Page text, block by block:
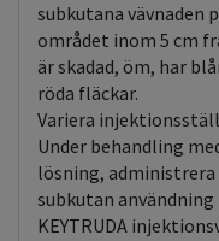
subkutana vävnaden
området inom 5 cm
är skadad, öm, har
röda fläckar.
Variera
Under behandling
lösning,
subkutan
KEYTRUDA